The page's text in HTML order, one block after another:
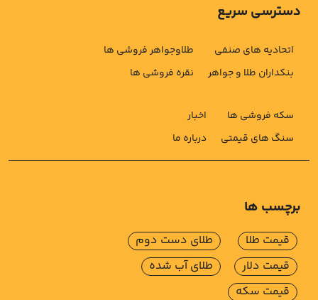
دسترسی سریع
اتحادیه های صنفی
بنکداران طلا و جواهر
طلاوجواهر فروشی ها
نقره فروشی ها
سکه فروشی ها
سنگ های قیمتی
اخبار
درباره ما
برچسب ها
قیمت طلا
قیمت دلار
قیمت سکه
طلای دست دوم
طلای آب شده